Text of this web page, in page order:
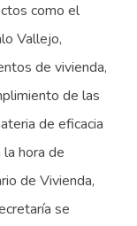
como el
Vallejo,
de vivienda,
de las
de eficacia
hora de
de Vivienda,
se